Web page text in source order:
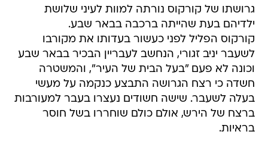
גרושתו של קורקוס נורתה למוות לעיני שלושת
ילדיהם בעת שהייתה ברכבה בבאר שבע.
קורקוס הפליל לפני כעשור בעדותו את מקורבו
לשעבר יניב זגורי, הנחשב לעבריין הבכיר בבאר שבע
וכונה לא פעם "בעל הבית של העיר", והמשטרה
חשדה כי רצח הגרושה התבצע כנקמה על מעשי
בעלה לשעבר. שישה חשודים נעצרו בעבר למעורבות
ברצח של הירש, אולם כולם שוחררו בשל חוסר
בראיות.